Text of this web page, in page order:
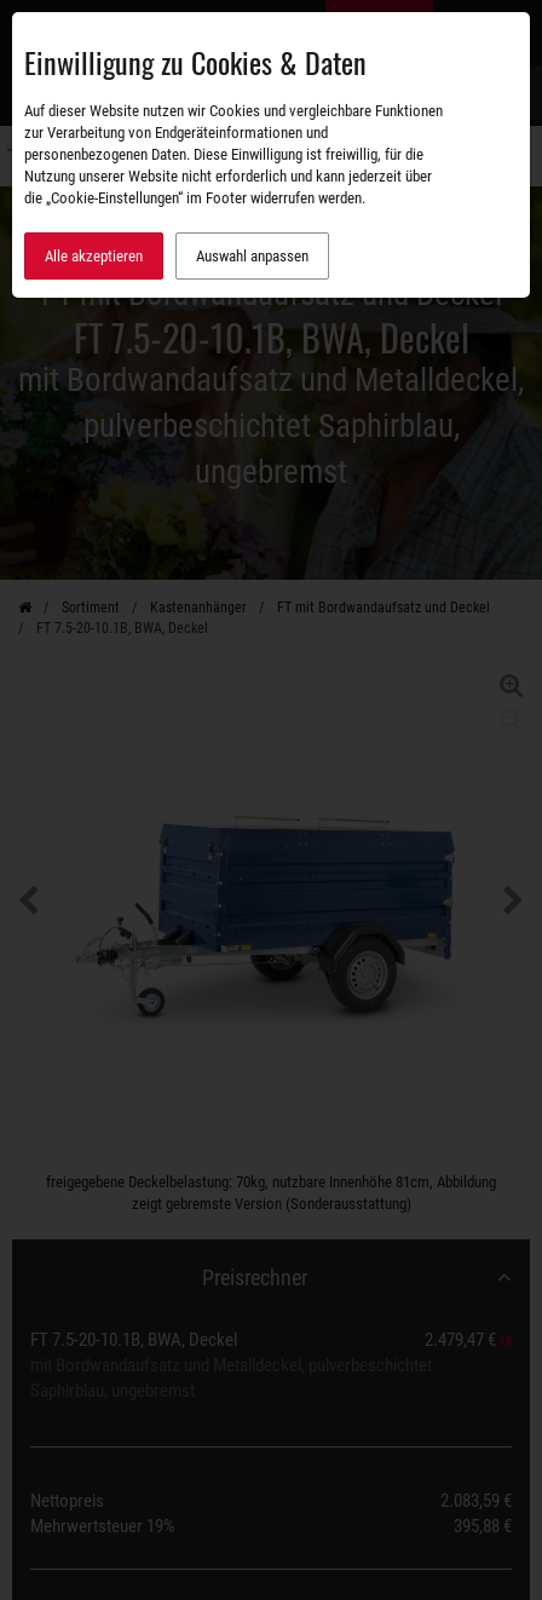
Zum
FT mit Bordwandaufsatz und Deckel
FT 7.5-20-10.1B, BWA, Deckel
mit Bordwandaufsatz und Metalldeckel,
pulverbeschichtet Saphirblau,
ungebremst
Sortiment Kastenanhänger
FT mit Bordwandaufsatz und Deckel
FT 7.5-20-10.1B, BWA, Deckel
freigegebene Deckelbelastung: 70kg, nutzbare Innenhöhe 81cm, Abbildung
zeigt gebremste Version (Sonderausstattung)
Preisrechner
FT 7.5-20-10.1B, BWA, Deckel
2.479,47 €
Nettopreis
2.083,59 €
Mehrwertsteuer 19% 395,88 €
Einwilligung zu Cookies & Daten
Auf dieser Website nutzen wir Cookies und vergleichbare Funktionen
zur Verarbeitung von Endgeräteinformationen und
personenbezogenen Daten. Diese Einwilligung ist freiwillig, für die
Nutzung unserer Website nicht erforderlich und kann jederzeit über
die „Cookie-Einstellungen“ im Footer widerrufen werden.
Alle akzeptieren Auswahl anpassen